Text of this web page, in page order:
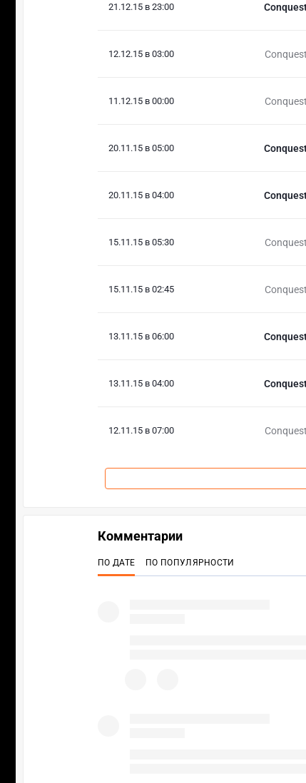
21.12.15 в 23:00
12.12.15 в 03:00 Conquest
11.12.15 в 00:00 Conquest
20.11.15 в 05:00
20.11.15 в 04:00
15.11.15 в 05:30 Conquest
15.11.15 в 02:45 Conquest
13.11.15 в 06:00
13.11.15 в 04:00
12.11.15 в 07:00 Conquest
Комментарии
ПО ДАТЕ ПО ПОПУЛЯРНОСТИ